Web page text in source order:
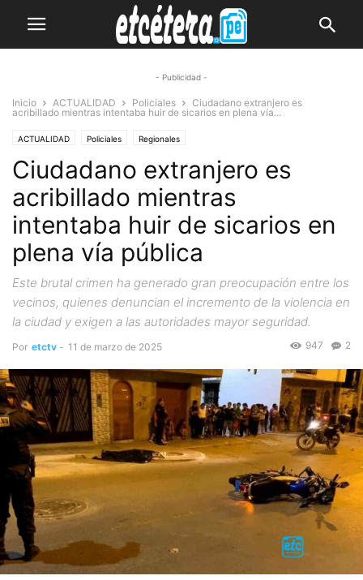
- Publicidad -
Inicio ACTUALIDAD Policiales
Ciudadano extranjero es
acribillado mientras intentaba huir de sicarios en plena vía...
ACTUALIDAD Policiales Regionales
Ciudadano extranjero es
acribillado mientras
intentaba huir de sicarios en
plena vía pública
Este brutal crimen ha generado gran preocupación entre los
vecinos, quienes denuncian el incremento de la violencia en
la ciudad y exigen a las autoridades mayor seguridad.
Por etctv - 11 de marzo de 2025 2
947